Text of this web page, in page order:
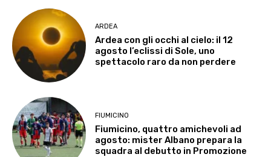
ARDEA
Ardea con gli occhi al cielo: il 12
agosto l’eclissi di Sole, uno
spettacolo raro da non perdere
FIUMICINO
Fiumicino, quattro amichevoli ad
agosto: mister Albano prepara la
squadra al debutto in Promozione